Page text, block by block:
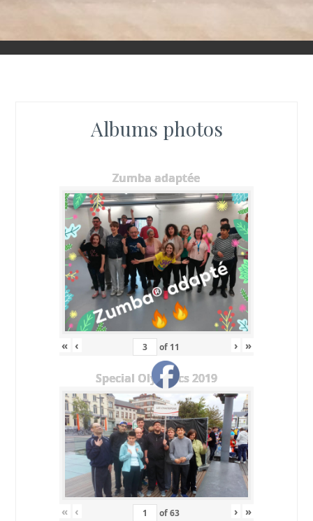
Albums photos
Zumba adaptée
« ‹ of 11 › »
Special Olympics 2019
« ‹ of63 › »